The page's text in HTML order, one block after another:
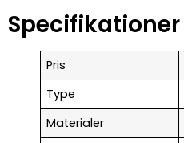
Specifikationer
Pris
Type
Materialer